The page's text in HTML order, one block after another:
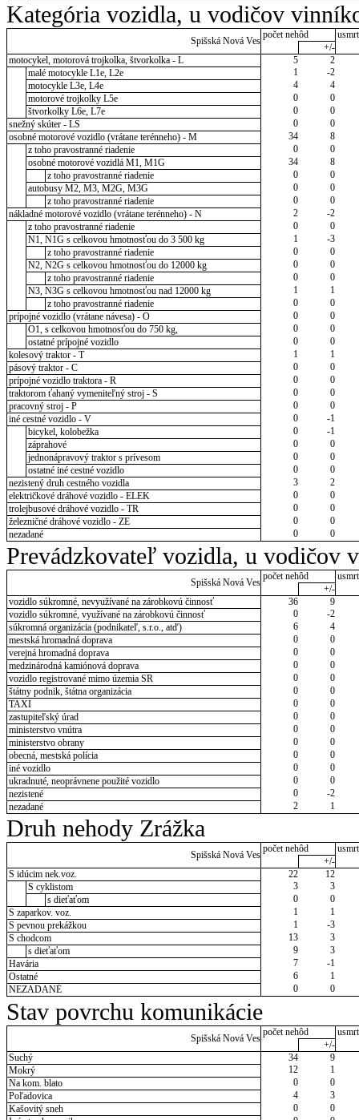
Kategória vozidla, u vodičov
Spišská Nová Ves
počet nehôd
+/-
motocykel, motorová trojkolka, štvorkolka - L
5
2
malé motocykle L1e, L2e
1
-2
motocykle L3e, L4e
4
4
motorové trojkolky L5e
0
0
štvorkolky L6e, L7e
0
0
snežný skúter - LS
0
0
osobné motorové vozidlo (vrátane terénneho) - M
34
8
z toho pravostranné riadenie
0
0
osobné motorové vozidlá M1, M1G
34
8
z toho pravostranné riadenie
0
0
autobusy M2, M3, M2G, M3G
0
0
z toho pravostranné riadenie
0
0
nákladné motorové vozidlo (vrátane terénneho) - N
2
-2
z toho pravostranné riadenie
0
0
N1, N1G s celkovou hmotnosťou do 3 500 kg
1
-3
z toho pravostranné riadenie
0
0
N2, N2G s celkovou hmotnosťou do 12000 kg
0
0
z toho pravostranné riadenie
0
0
N3, N3G s celkovou hmotnosťou nad 12000 kg
1
1
z toho pravostranné riadenie
0
0
prípojné vozidlo (vrátane návesa) - O
0
0
O1, s celkovou hmotnosťou do 750 kg,
0
0
ostatné prípojné vozidlo
0
0
kolesový traktor - T
1
1
pásový traktor - C
0
0
prípojné vozidlo traktora - R
0
0
traktorom ťahaný vymeniteľný stroj - S
0
0
pracovný stroj - P
0
0
iné cestné vozidlo - V
0
-1
bicykel, kolobežka
0
-1
záprahové
0
0
jednonápravový traktor s prívesom
0
0
ostatné iné cestné vozidlo
0
0
nezistený druh cestného vozidla
3
2
električkové dráhové vozidlo - ELEK
0
0
trolejbusové dráhové vozidlo - TR
0
0
železničné dráhové vozidlo - ZE
0
0
nezadané
0 0
Prevádzkovateľ vozidla, u vodičov
Spišská Nová Ves
počet nehôd
+/-
vozidlo súkromné, nevyužívané na zárobkovú činnosť
36
9
vozidlo súkromné, využívané na zárobkovú činnosť
0
-2
súkromná organizácia (podnikateľ, s.r.o., atď)
6
4
mestská hromadná doprava
0
0
verejná hromadná doprava
0
0
medzinárodná kamiónová doprava
0
0
vozidlo registrované mimo územia SR
0
0
štátny podnik, štátna organizácia
0
0
TAXI
0
0
zastupiteľský úrad
0
0
ministerstvo vnútra
0
0
ministerstvo obrany
0
0
obecná, mestská polícia
0
0
iné vozidlo
0
0
ukradnuté, neoprávnene použité vozidlo
0
0
nezistené
0
-2
nezadané
2 1
Druh nehody Zrážka
Spišská Nová Ves
počet nehôd
+/-
S idúcim nek.voz.
22
12
S cyklistom
3
3
s dieťaťom
0
0
S zaparkov. voz.
1
1
S pevnou prekážkou
1
-3
S chodcom
13
3
s dieťaťom
9
3
Havária
7
-1
Ostatné
6
1
NEZADANÉ
0 0
Stav povrchu komunikácie
Spišská Nová Ves
počet nehôd
+/-
Suchý
34
9
Mokrý
12
1
Na kom. blato
0
0
Poľadovica
4
3
Kašovitý sneh
0
0